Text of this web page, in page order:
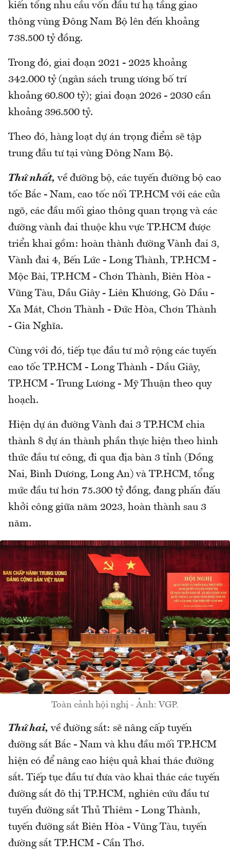
kiến tổng nhu cầu vốn đầu tư hạ tầng giao
thông vùng Đông Nam Bộ lên đến khoảng
738.500 tỷ đồng.
Trong đó, giai đoạn 2021 - 2025 khoảng
342.000 tỷ (ngân sách trung ương bố trí
khoảng 60.800 tỷ); giai đoạn 2026 - 2030 cần
khoảng 396.500 tỷ.
Theo đó, hàng loạt dự án trọng điểm sẽ tập
trung đầu tư tại vùng Đông Nam Bộ.
Thứ nhất, về đường bộ, các tuyến đường bộ cao
tốc Bắc - Nam, cao tốc nối TP.HCM với các cửa
ngõ, các đầu mối giao thông quan trọng và các
đường vành đai thuộc khu vực TP.HCM được
triển khai gồm: hoàn thành đường Vành đai 3,
Vành đai 4, Bến Lức - Long Thành, TP.HCM -
Mộc Bài, TP.HCM - Chơn Thành, Biên Hòa -
Vũng Tàu, Dầu Giây - Liên Khương, Gò Dầu -
Xa Mát, Chơn Thành - Đức Hòa, Chơn Thành
- Gia Nghĩa.
Cùng với đó, tiếp tục đầu tư mở rộng các tuyến
cao tốc TP.HCM - Long Thành - Dầu Giây,
TP.HCM - Trung Lương - Mỹ Thuận theo quy
hoạch.
Hiện dự án đường Vành đai 3 TP.HCM chia
thành 8 dự án thành phần thực hiện theo hình
thức đầu tư công, đi qua địa bàn 3 tỉnh (Đồng
Nai, Bình Dương, Long An) và TP.HCM, tổng
mức đầu tư hơn 75.300 tỷ đồng, đang phấn đấu
khởi công giữa năm 2023, hoàn thành sau 3
năm.
Toàn cảnh hội nghị - Ảnh: VGP.
Thứ hai, về đường sắt: sẽ nâng cấp tuyến
đường sắt Bắc - Nam và khu đầu mối TP.HCM
hiện có để nâng cao hiệu quả khai thác đường
sắt. Tiếp tục đầu tư đưa vào khai thác các tuyến
đường sắt đô thị TP.HCM, nghiên cứu đầu tư
tuyến đường sắt Thủ Thiêm - Long Thành,
tuyến đường sắt Biên Hòa - Vũng Tàu, tuyến
đường sắt TP.HCM - Cần Thơ.